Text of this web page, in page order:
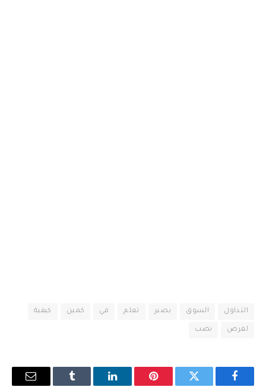
التداول السوق بصبر تعلم في كمين كيفية
لفرص نصب
فيسبوك تويتر بينتيريستلينكدإن Tumblr البريد